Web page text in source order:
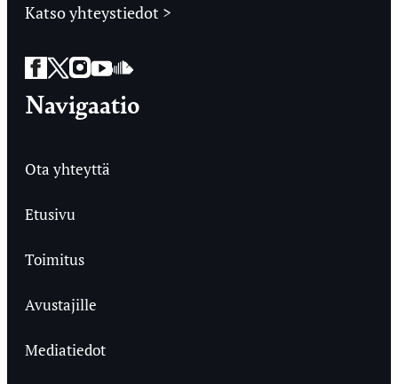
Katso yhteystiedot >
Facebook
Twitter
Instagram
YouTube
SoundCloud
Navigaatio
Ota yhteyttä
Etusivu
Toimitus
Avustajille
Mediatiedot